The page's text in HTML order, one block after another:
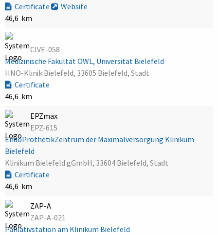
Certificate
Website
46,6 km
CIVE-058
Medizinische Fakultät OWL, Universität Bielefeld
HNO-Klinik Bielefeld, 33605 Bielefeld, Stadt
Certificate
46,6 km
EPZmax
EPZ-615
EndoProthetikZentrum der Maximalversorgung Klinikum
Bielefeld
Klinikum Bielefeld gGmbH, 33604 Bielefeld, Stadt
Certificate
46,6 km
ZAP-A
ZAP-A-021
Palliativstation am Klinikum Bielefeld